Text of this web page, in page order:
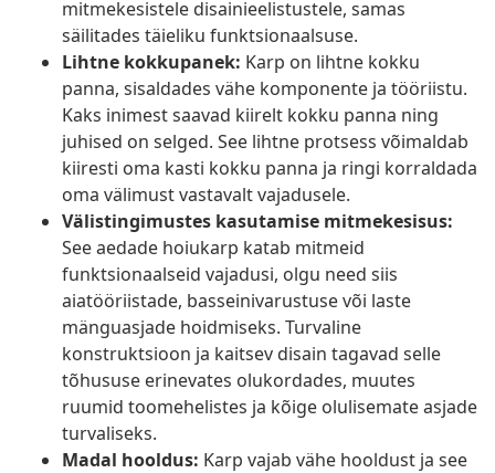
mitmekesistele disainieelistustele, samas
säilitades täieliku funktsionaalsuse.
Lihtne kokkupanek: Karp on lihtne kokku
panna, sisaldades vähe komponente ja tööriistu.
Kaks inimest saavad kiirelt kokku panna ning
juhised on selged. See lihtne protsess võimaldab
kiiresti oma kasti kokku panna ja ringi korraldada
oma välimust vastavalt vajadusele.
Välistingimustes kasutamise mitmekesisus:
See aedade hoiukarp katab mitmeid
funktsionaalseid vajadusi, olgu need siis
aiatööriistade, basseinivarustuse või laste
mänguasjade hoidmiseks. Turvaline
konstruktsioon ja kaitsev disain tagavad selle
tõhususe erinevates olukordades, muutes
ruumid toomehelistes ja kõige olulisemate asjade
turvaliseks.
Madal hooldus: Karp vajab vähe hooldust ja see